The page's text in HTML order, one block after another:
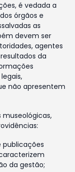
é vedada a
órgãos e
as
devem ser
agentes
da
não apresentem
museológicas,
da gestão;